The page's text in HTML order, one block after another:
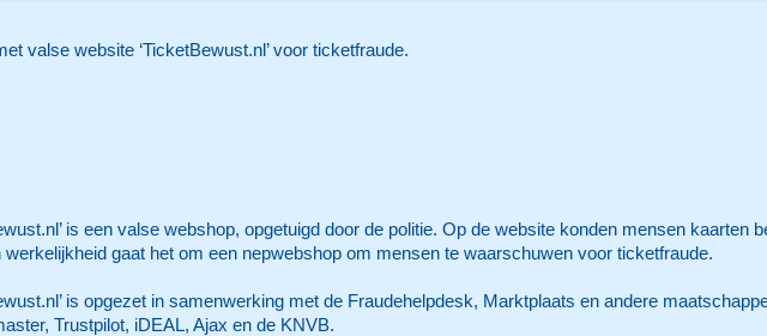
valse website ‘TicketBewust.nl’ voor ticketfraude.
is een valse webshop, opgetuigd door de politie. Op de website konden mensen kaarten
gaat het om een nepwebshop om mensen te waarschuwen voor ticketfraude.
is opgezet in samenwerking met de Fraudehelpdesk, Marktplaats en andere
Trustpilot, iDEAL, Ajax en de KNVB.